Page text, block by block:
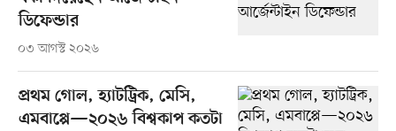
ডিফেন্ডার
০৩ আগস্ট ২০২৬
প্রথম গোল, হ্যাটট্রিক, মেসি,
এমবাপ্পে—২০২৬ বিশ্বকাপ কতটা